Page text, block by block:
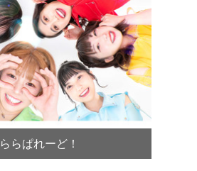
ららぱれーど！